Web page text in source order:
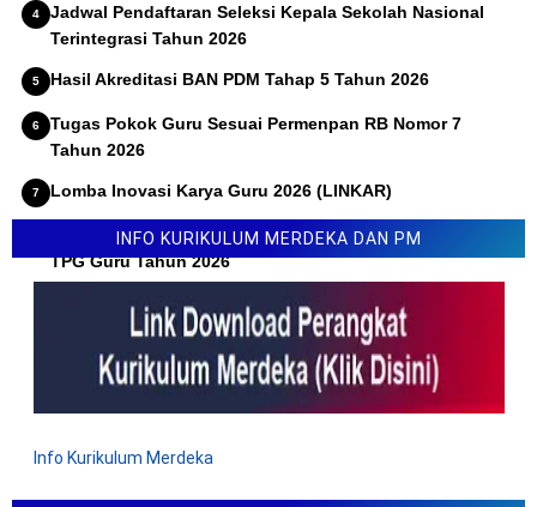
Jadwal Pendaftaran Seleksi Kepala Sekolah Nasional
Terintegrasi Tahun 2026
Hasil Akreditasi BAN PDM Tahap 5 Tahun 2026
Tugas Pokok Guru Sesuai Permenpan RB Nomor 7
Tahun 2026
Lomba Inovasi Karya Guru 2026 (LINKAR)
Permendikdasmen Nomor 10 Tahun 2026 Tentang Juknis
TPG Guru Tahun 2026
INFO KURIKULUM MERDEKA DAN PM
Info Kurikulum Merdeka